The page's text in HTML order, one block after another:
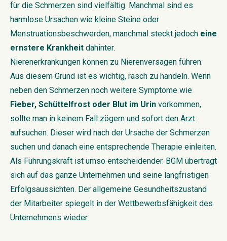
für die Schmerzen sind vielfältig. Manchmal sind es
harmlose Ursachen wie kleine Steine oder
Menstruationsbeschwerden, manchmal steckt jedoch eine
ernstere Krankheit dahinter.
Nierenerkrankungen können zu Nierenversagen führen.
Aus diesem Grund ist es wichtig, rasch zu handeln. Wenn
neben den Schmerzen noch weitere Symptome wie
Fieber, Schüttelfrost oder Blut im Urin vorkommen,
sollte man in keinem Fall zögern und sofort den Arzt
aufsuchen. Dieser wird nach der Ursache der Schmerzen
suchen und danach eine entsprechende Therapie einleiten.
Als Führungskraft ist umso entscheidender. BGM überträgt
sich auf das ganze Unternehmen und seine langfristigen
Erfolgsaussichten. Der allgemeine Gesundheitszustand
der Mitarbeiter spiegelt in der Wettbewerbsfähigkeit des
Unternehmens wieder.